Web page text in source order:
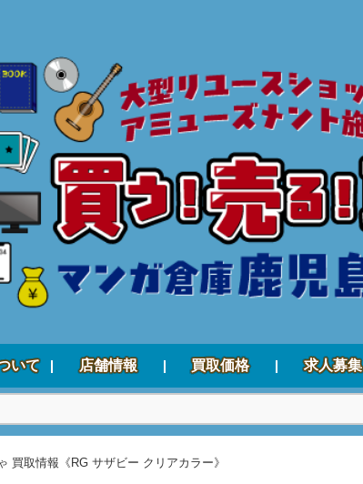
いて 店舗情報 買取価格 求人募集
買取情報《RG サザビー クリアカラー》